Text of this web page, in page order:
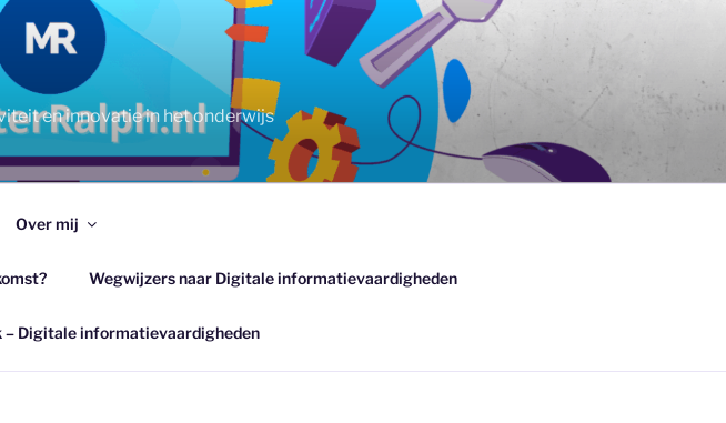
en innovatie in het onderwijs
Over mij
Wegwijzers naar Digitale informatievaardigheden
– Digitale informatievaardigheden